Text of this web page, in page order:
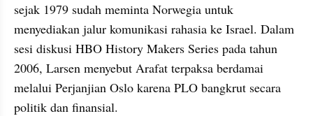
sejak 1979 sudah meminta Norwegia untuk
menyediakan jalur komunikasi rahasia ke Israel. Dalam
sesi diskusi HBO History Makers Series pada tahun
2006, Larsen menyebut Arafat terpaksa berdamai
melalui Perjanjian Oslo karena PLO bangkrut secara
politik dan finansial.